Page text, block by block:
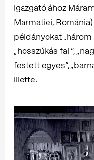
igazgatójához
Marmatiei,
példányokat „három
„hosszúkás fali”,
festett egyes”,
illette.